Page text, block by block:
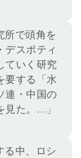
所で頭角を
デスポティ
ていく研究
要する「水
連・中国の
見た。…」
る中、ロシ